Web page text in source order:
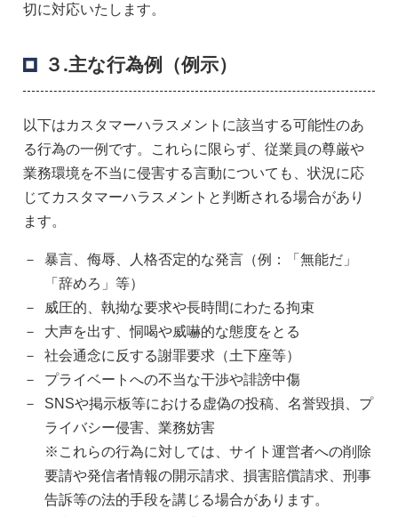
切に対応いたします。
３.主な行為例（例示）
以下はカスタマーハラスメントに該当する可能性のあ
る行為の一例です。これらに限らず、従業員の尊厳や
業務環境を不当に侵害する言動についても、状況に応
じてカスタマーハラスメントと判断される場合があり
ます。
暴言、侮辱、人格否定的な発言（例：「無能だ」
「辞めろ」等）
威圧的、執拗な要求や長時間にわたる拘束
大声を出す、恫喝や威嚇的な態度をとる
社会通念に反する謝罪要求（土下座等）
プライベートへの不当な干渉や誹謗中傷
SNSや掲示板等における虚偽の投稿、名誉毀損、プ
ライバシー侵害、業務妨害
※これらの行為に対しては、サイト運営者への削除
要請や発信者情報の開示請求、損害賠償請求、刑事
告訴等の法的手段を講じる場合があります。